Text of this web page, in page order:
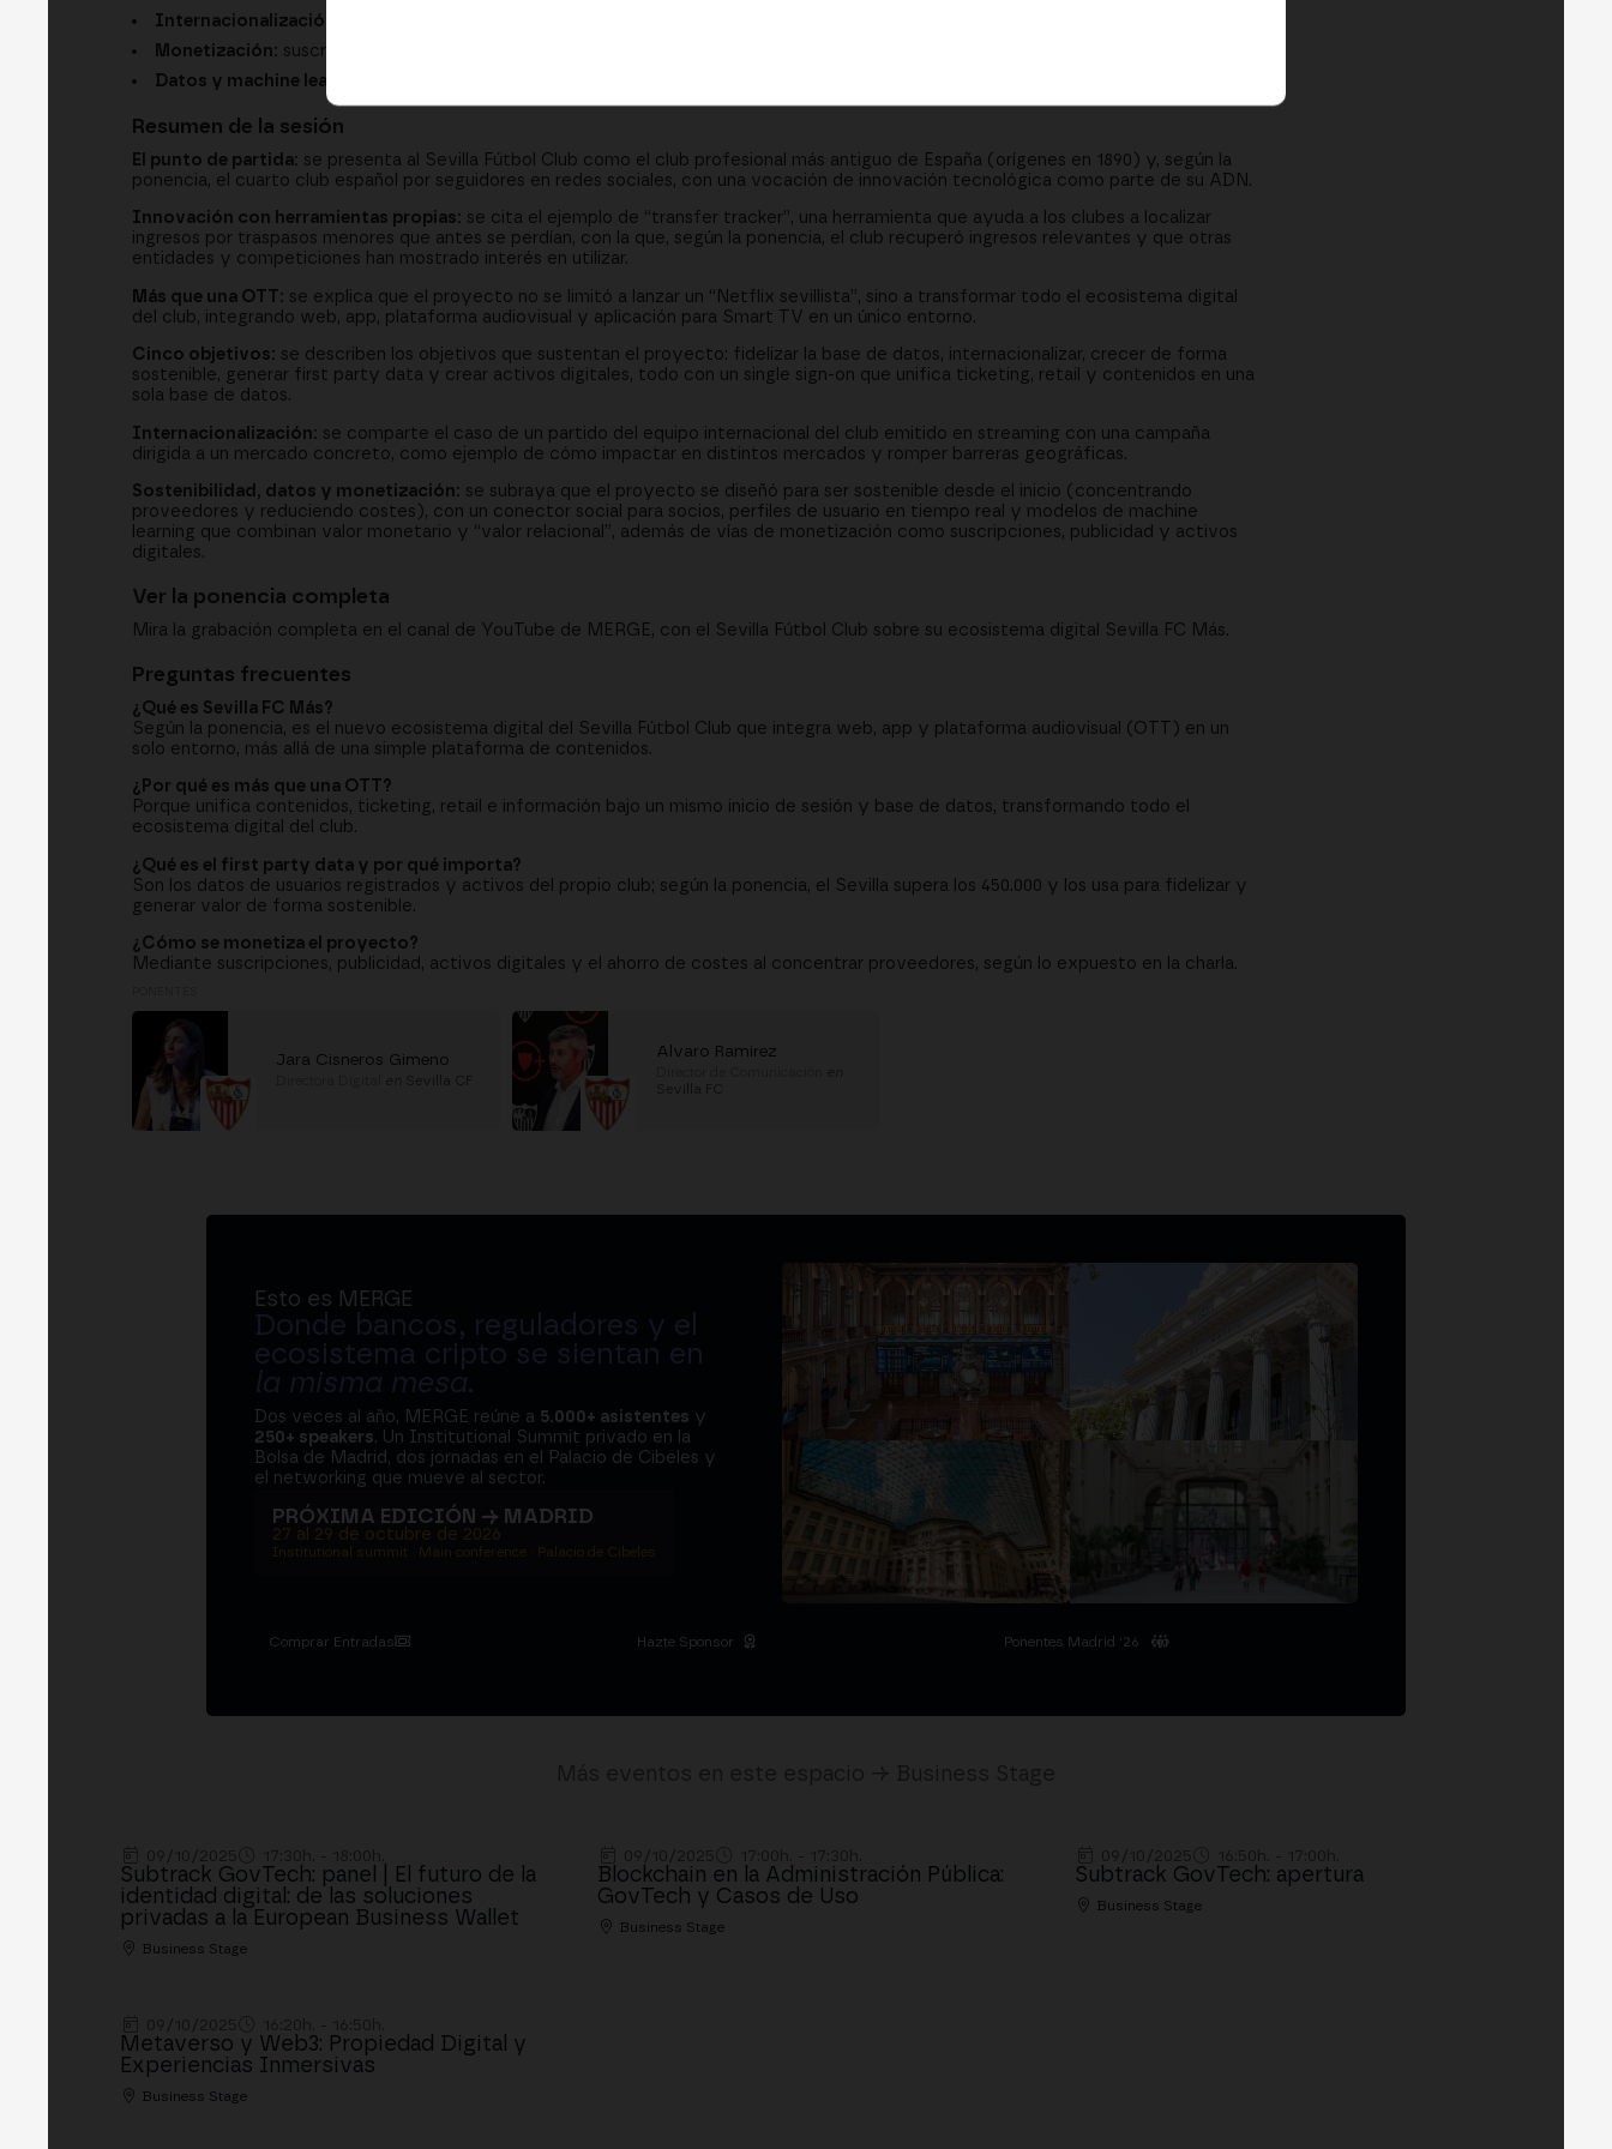
Internacionalización:
Monetización: suscripciones, publicidad, activos digitales y ahorro de costes
Datos y machine learning:
Resumen de la sesión
El punto de partida: se presenta al Sevilla Fútbol Club como el club profesional más antiguo de España (orígenes en 1890) y, según la
ponencia, el cuarto club español por seguidores en redes sociales, con una vocación de innovación tecnológica como parte de su ADN.
Innovación con herramientas propias: se cita el ejemplo de “transfer tracker”, una herramienta que ayuda a los clubes a localizar
ingresos por traspasos menores que antes se perdían, con la que, según la ponencia, el club recuperó ingresos relevantes y que otras
entidades y competiciones han mostrado interés en utilizar.
Más que una OTT: se explica que el proyecto no se limitó a lanzar un “Netflix sevillista”, sino a transformar todo el ecosistema digital
del club, integrando web, app, plataforma audiovisual y aplicación para Smart TV en un único entorno.
Cinco objetivos: se describen los objetivos que sustentan el proyecto: fidelizar la base de datos, internacionalizar, crecer de forma
sostenible, generar first party data y crear activos digitales, todo con un single sign-on que unifica ticketing, retail y contenidos en una
sola base de datos.
Internacionalización: se comparte el caso de un partido del equipo internacional del club emitido en streaming con una campaña
dirigida a un mercado concreto, como ejemplo de cómo impactar en distintos mercados y romper barreras geográficas.
Sostenibilidad, datos y monetización: se subraya que el proyecto se diseñó para ser sostenible desde el inicio (concentrando
proveedores y reduciendo costes), con un conector social para socios, perfiles de usuario en tiempo real y modelos de machine
learning que combinan valor monetario y “valor relacional”, además de vías de monetización como suscripciones, publicidad y activos
digitales.
Ver la ponencia completa
Mira la grabación completa en el canal de YouTube de MERGE, con el Sevilla Fútbol Club sobre su ecosistema digital Sevilla FC Más.
Preguntas frecuentes
¿Qué es Sevilla FC Más?
Según la ponencia, es el nuevo ecosistema digital del Sevilla Fútbol Club que integra web, app y plataforma audiovisual (OTT) en un
solo entorno, más allá de una simple plataforma de contenidos.
¿Por qué es más que una OTT?
Porque unifica contenidos, ticketing, retail e información bajo un mismo inicio de sesión y base de datos, transformando todo el
ecosistema digital del club.
¿Qué es el first party data y por qué importa?
Son los datos de usuarios registrados y activos del propio club; según la ponencia, el Sevilla supera los 450.000 y los usa para fidelizar y
generar valor de forma sostenible.
¿Cómo se monetiza el proyecto?
Mediante suscripciones, publicidad, activos digitales y el ahorro de costes al concentrar proveedores, según lo expuesto en la charla.
Jara Cisneros Gimeno Alvaro Ramirez
Esto es MERGE
Donde bancos, reguladores y el
ecosistema cripto se sientan en
la misma mesa.
Dos veces al año, MERGE reúne a 5.000+ asistentes y
250+ speakers. Un Institutional Summit privado en la
Bolsa de Madrid, dos jornadas en el Palacio de Cibeles y
el networking que mueve al sector.
PRÓXIMA EDICIÓN → MADRID
27 al 29 de octubre de 2026
Institutional summit · Main conference · Palacio de Cibeles
Comprar Entradas Hazte Sponsor Ponentes Madrid '26
Subtrack GovTech: panel | El futuro de la
identidad digital: de las soluciones
privadas a la European Business Wallet
Business Stage
Blockchain en la Administración Pública:
GovTech y Casos de Uso
Business Stage
Subtrack GovTech: apertura
Business Stage
Metaverso y Web3: Propiedad Digital y
Experiencias Inmersivas
Business Stage